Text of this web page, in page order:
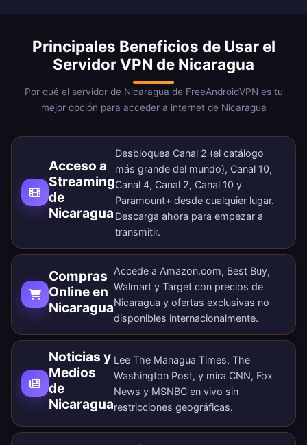
Principales Beneficios de Usar el
Servidor VPN de Nicaragua
Por qué el servidor de Nicaragua de FreeAndroidVPN es tu
mejor opción para acceder a internet de Nicaragua
Acceso a
Streaming
de
Nicaragua
Desbloquea Canal 2 (el catálogo
más grande del mundo), Canal 10,
Canal 4, Canal 2, Canal 10 y
Paramount+ desde cualquier lugar.
Descarga ahora para empezar a
transmitir.
Compras
Online en
Nicaragua
Accede a Amazon.com, Best Buy,
Walmart y Target con precios de
Nicaragua y ofertas exclusivas no
disponibles internacionalmente.
Noticias y
Medios
de
Nicaragua
Lee The Managua Times, The
Washington Post, y mira CNN, Fox
News y MSNBC en vivo sin
restricciones geográficas.